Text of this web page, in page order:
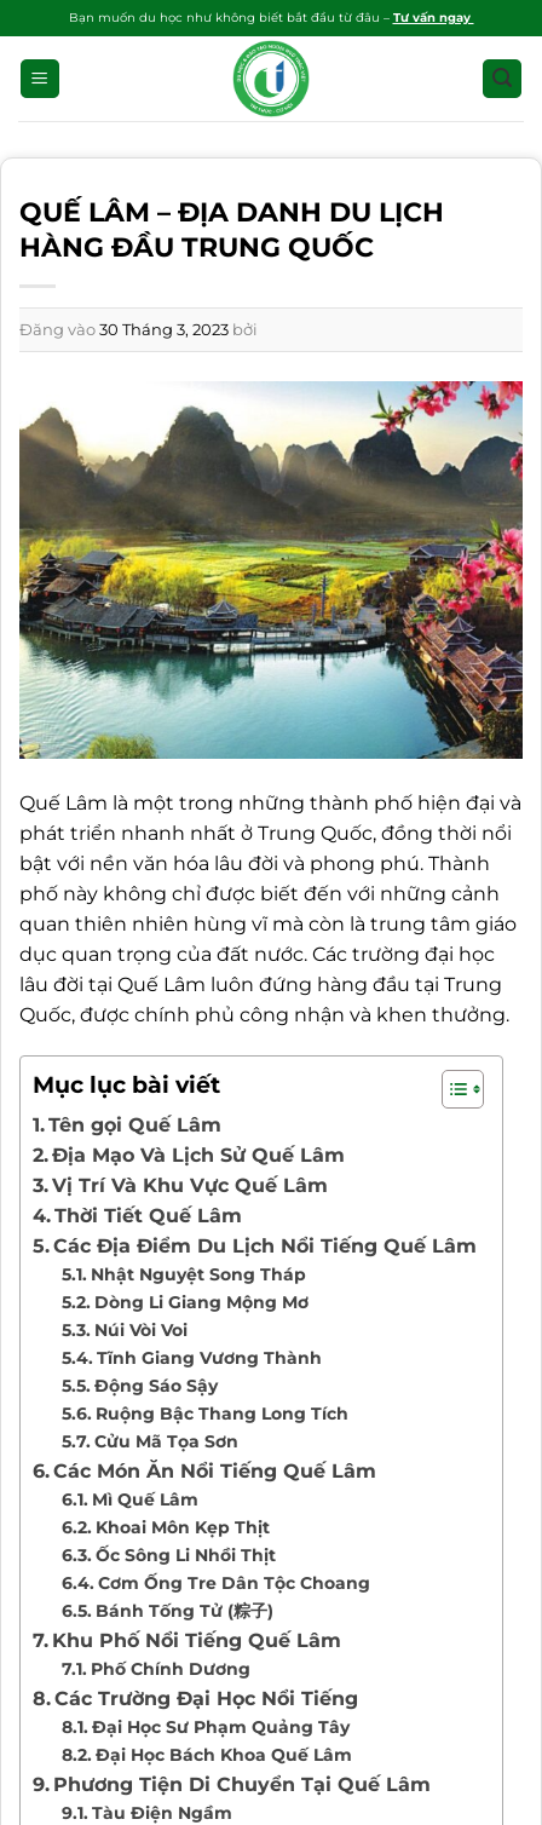
qua
dung
Bạn muốn du học như không biết bắt đầu từ đâu – Tư vấn ngay
QUẾ LÂM – ĐỊA DANH DU LỊCH
HÀNG ĐẦU TRUNG QUỐC
Đăng vào30 Tháng 3, 2023 bởi
Quế Lâm là một trong những thành phố hiện đại và
phát triển nhanh nhất ở Trung Quốc, đồng thời nổi
bật với nền văn hóa lâu đời và phong phú. Thành
phố này không chỉ được biết đến với những cảnh
quan thiên nhiên hùng vĩ mà còn là trung tâm giáo
dục quan trọng của đất nước. Các trường đại học
lâu đời tại Quế Lâm luôn đứng hàng đầu tại Trung
Quốc, được chính phủ công nhận và khen thưởng.
Mục lục bài viết
Tên gọi Quế Lâm
Địa Mạo Và Lịch Sử Quế Lâm
Vị Trí Và Khu Vực Quế Lâm
Thời Tiết Quế Lâm
Các Địa Điểm Du Lịch Nổi Tiếng Quế Lâm
Nhật Nguyệt Song Tháp
Dòng Li Giang Mộng Mơ
Núi Vòi Voi
Tĩnh Giang Vương Thành
Động Sáo Sậy
Ruộng Bậc Thang Long Tích
Cửu Mã Tọa Sơn
Các Món Ăn Nổi Tiếng Quế Lâm
Mì Quế Lâm
Khoai Môn Kẹp Thịt
Ốc Sông Li Nhồi Thịt
Cơm Ống Tre Dân Tộc Choang
Bánh Tống Tử (粽子)
Khu Phố Nổi Tiếng Quế Lâm
Phố Chính Dương
Các Trường Đại Học Nổi Tiếng
Đại Học Sư Phạm Quảng Tây
Đại Học Bách Khoa Quế Lâm
Phương Tiện Di Chuyển Tại Quế Lâm
Tàu Điện Ngầm